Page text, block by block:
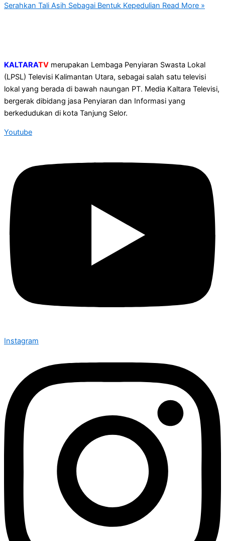
Serahkan Tali Asih Sebagai Bentuk Kepedulian Read More »
KALTARATV merupakan Lembaga Penyiaran Swasta Lokal
(LPSL) Televisi Kalimantan Utara, sebagai salah satu televisi
lokal yang berada di bawah naungan PT. Media Kaltara Televisi,
bergerak dibidang jasa Penyiaran dan Informasi yang
berkedudukan di kota Tanjung Selor.
Youtube
Instagram